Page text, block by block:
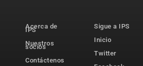
Acerca de
IPS
Nuestros
socios
Contáctenos
Sigue a IPS
Inicio
Twitter